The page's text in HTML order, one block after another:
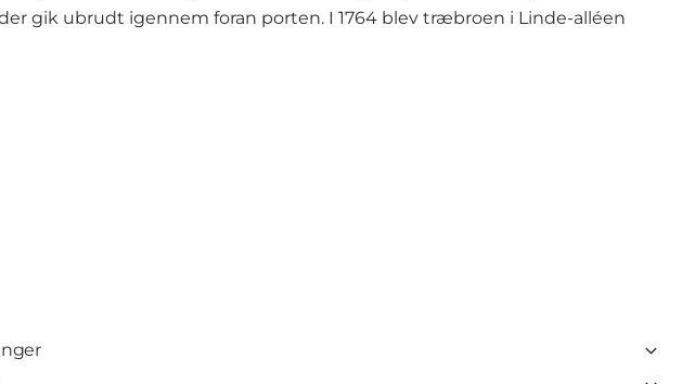
gik ubrudt igennem foran porten. I 1764 blev træbroen i Linde-alléen